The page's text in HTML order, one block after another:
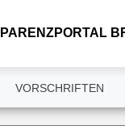
VORSCHRIFTEN